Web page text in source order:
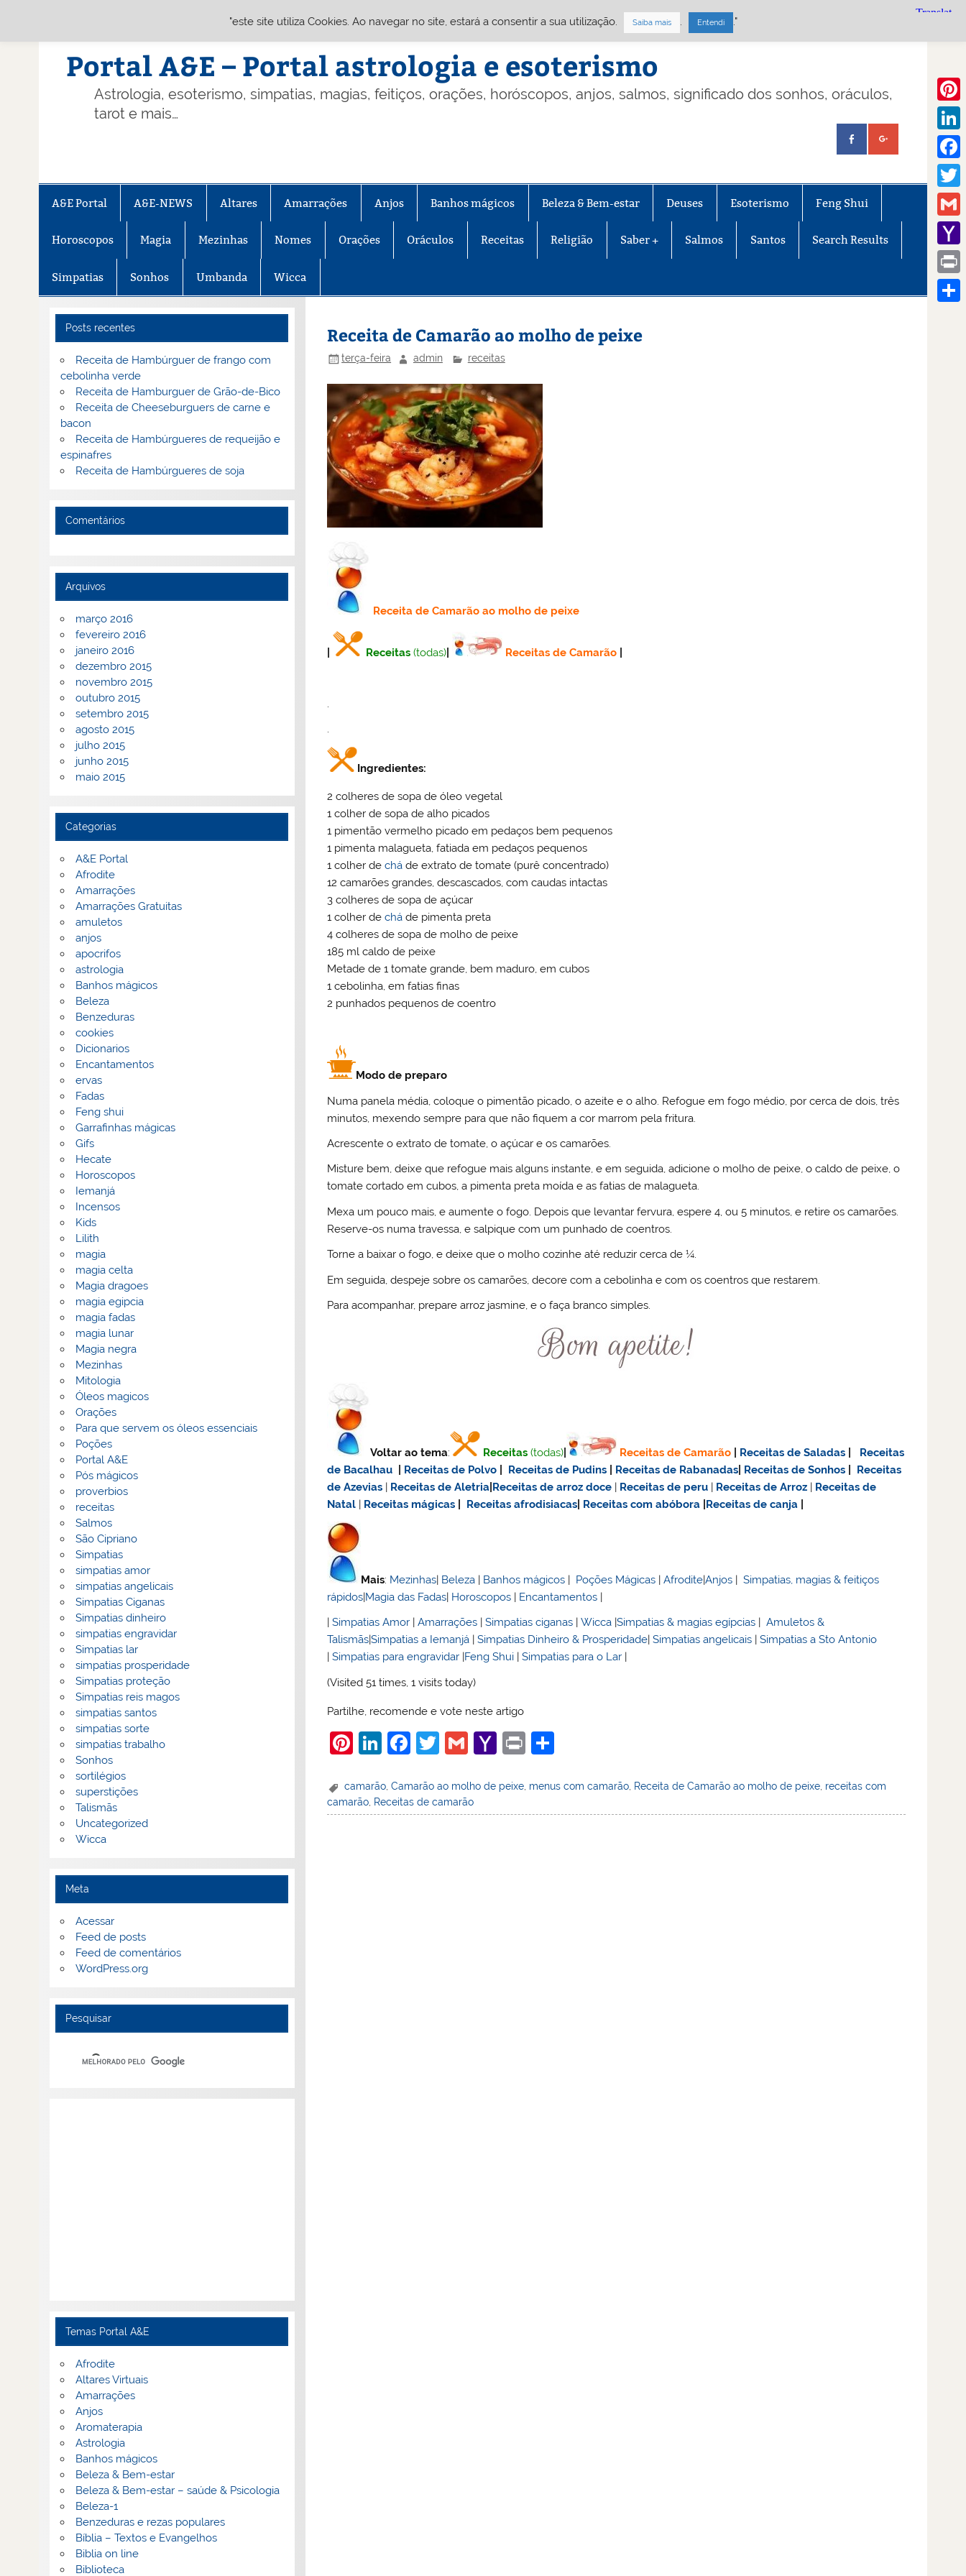
Portal A&E – Portal astrologia e esoterismo
Astrologia, esoterismo, simpatias, magias, feitiços, orações, horóscopos, anjos, salmos, significado dos sonhos, oráculos,
tarot e mais…
A&E Portal A&E-NEWS Altares Amarrações Anjos Banhos mágicos Beleza & Bem-estar Deuses Esoterismo Feng Shui
Horoscopos Magia Mezinhas Nomes Orações Oráculos Receitas Religião Saber + Salmos Santos Search Results
Simpatias Sonhos Umbanda Wicca
Receita de Camarão ao molho de peixe
terça-feira admin receitas
Receitade Camarão ao molho de peixe
Receitas (todas) Receitas de Camarão
.
.
Ingredientes:
2 colheres de sopa de óleo vegetal
1 colher de sopa de alho picados
1 pimentão vermelho picado em pedaços bem pequenos
1 pimenta malagueta, fatiada em pedaços pequenos
1 colher dechá de extrato de tomate (purê concentrado)
12 camarões grandes, descascados, com caudas intactas
3 colheres de sopa de açúcar
1 colher dechá de pimenta preta
4 colheres de sopa de molho de peixe
185 ml caldo de peixe
Metade de 1 tomate grande, bem maduro, em cubos
1 cebolinha, em fatias finas
2 punhados pequenos de coentro
Modo de preparo
Numa panela média, coloque o pimentão picado, o azeite e o alho. Refogue em fogo médio, por cerca de dois, três
minutos, mexendo sempre para que não fiquem a cor marrom pela fritura.
Acrescente o extrato de tomate, o açúcar e os camarões.
Misture bem, deixe que refogue mais alguns instante, e em seguida, adicione o molho de peixe, o caldo de peixe, o
tomate cortado em cubos, a pimenta preta moída e as fatias de malagueta.
Mexa um pouco mais, e aumente o fogo. Depois que levantar fervura, espere 4, ou 5 minutos, e retire os camarões.
Reserve-os numa travessa, e salpique com um punhado de coentros.
Torne a baixar o fogo, e deixe que o molho cozinhe até reduzir cerca de ¼.
Em seguida, despeje sobre os camarões, decore com a cebolinha e com os coentros que restarem.
Para acompanhar, prepare arroz jasmine, e o faça branco simples.
Voltar ao tema: Receitas (todas) Receitas de Camarão Receitas de Saladas
Receitas
de Bacalhau
Receitas de Polvo Receitas de Pudins Receitas de Rabanadas Receitas de Sonhos
Receitas
de Azevias
Receitas de Aletria Receitas dearroz doce Receitas de peru Receitas de Arroz
Receitas de
Natal
Receitas mágicas Receitas afrodisiacas Receitas com abóbora Receitas de canja
Mais: Mezinhas| Beleza | Banhos mágicos | Poções Mágicas |Afrodite|Anjos |Simpatias, magias & feitiços
rápidos|Magia das Fadas| Horoscopos | Encantamentos |
|Simpatias Amor |Amarrações |Simpatias ciganas |Wicca |Simpatias & magias egípcias |Amuletos &
Talismãs|Simpatias a Iemanjá |Simpatias Dinheiro & Prosperidade|Simpatias angelicais |Simpatias a Sto Antonio
|Simpatias para engravidar |Feng Shui |Simpatias para o Lar |
(Visited 51 times, 1 visits today)
Partilhe, recomende e vote neste artigo
Pi
er
e
Li
k
e
F
c
e
T
itt
er
G
ai
l
Y
h
o
Pr
t
ar
e
camarão,Camarão ao molho de peixe, menus com camarão, Receita de Camarão ao molho de peixe, receitas com
camarão Receitas de camarão
Posts recentes
Receita de Hambúrguer de frango com
cebolinha verde
Receita de Hamburguer de Grão-de-Bico
Receita de Cheeseburguers de carne e
bacon
Receita de Hambúrgueres de requeijão e
espinafres
Receita de Hambúrgueres de soja
Comentários
Arquivos
março 2016
fevereiro 2016
janeiro 2016
dezembro 2015
novembro 2015
outubro 2015
setembro 2015
agosto 2015
julho 2015
junho 2015
maio 2015
Categorias
A&E Portal
Afrodite
Amarrações
Amarrações Gratuitas
amuletos
anjos
apocrifos
astrologia
Banhos mágicos
Beleza
Benzeduras
cookies
Dicionarios
Encantamentos
ervas
Fadas
Feng shui
Garrafinhas mágicas
Gifs
Hecate
Horoscopos
Iemanjá
Incensos
Kids
Lilith
magia
magia celta
Magia dragoes
magia egipcia
magia fadas
magia lunar
Magia negra
Mezinhas
Mitologia
Óleos magicos
Orações
Para que servem os óleos essenciais
Poções
Portal A&E
Pós mágicos
proverbios
receitas
Salmos
São Cipriano
Simpatias
simpatias amor
simpatias angelicais
Simpatias Ciganas
Simpatias dinheiro
simpatias engravidar
Simpatias lar
simpatias prosperidade
Simpatias proteção
Simpatias reis magos
simpatias santos
simpatias sorte
simpatias trabalho
Sonhos
sortilégios
superstições
Talismãs
Uncategorized
Wicca
Meta
Acessar
Feed de posts
Feed de comentários
WordPress.org
Pesquisar
Temas Portal A&E
Afrodite
Altares Virtuais
Amarrações
Anjos
Aromaterapia
Astrologia
Banhos mágicos
Beleza & Bem-estar
Beleza & Bem-estar – saúde & Psicologia
Beleza-1
Benzeduras e rezas populares
Bíblia – Textos e Evangelhos
Biblia on line
Biblioteca
Gmail
Mail
Print
"este site utiliza Cookies. Ao navegar no site, estará a consentir a sua utilização. Saiba mais . Entendi ."